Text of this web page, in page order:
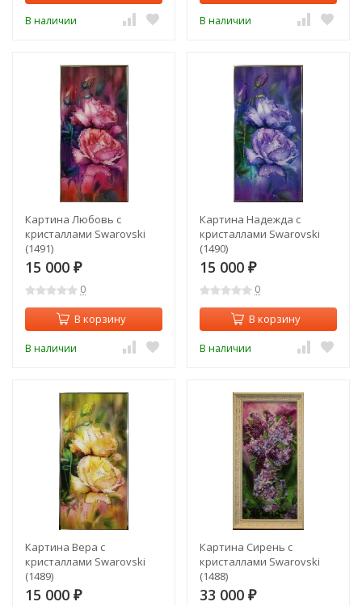
В наличии В наличии
Картина Любовь с
кристаллами Swarovski
(1491)
15 000 ₽
0
В корзину
В наличии
Картина Надежда с
кристаллами Swarovski
(1490)
15 000 ₽
0
В корзину
В наличии
Картина Вера с
кристаллами Swarovski
(1489)
15 000 ₽
Картина Сирень с
кристаллами Swarovski
(1488)
33 000 ₽